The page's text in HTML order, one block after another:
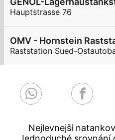
Hauptstrasse 76
Nejlevnejší